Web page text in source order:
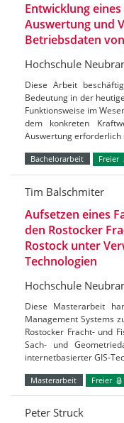
Entwicklung
Auswertung und
Betriebsdaten
Hochschule
Diese Arbeit
Bedeutung in der
Funktionsweise im
dem konkreten
Auswertung erforderlich
Bachelorarbeit Freier
Tim Balschmiter
Aufsetzen eines
den Rostocker
Rostock unter
Technologien
Hochschule
Diese Masterarbeit
Management Systems
Rostocker Fracht- und
Sach- und
internetbasierter GIS-
Masterarbeit Freier
Peter Struck